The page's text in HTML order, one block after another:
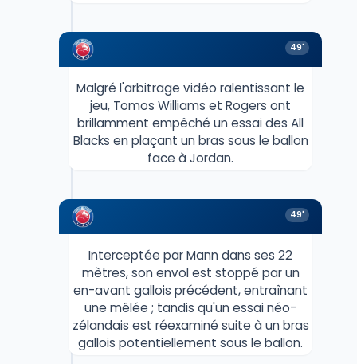
49'
Malgré l'arbitrage vidéo ralentissant le
jeu, Tomos Williams et Rogers ont
brillamment empêché un essai des All
Blacks en plaçant un bras sous le ballon
face à Jordan.
49'
Interceptée par Mann dans ses 22
mètres, son envol est stoppé par un
en-avant gallois précédent, entraînant
une mêlée ; tandis qu'un essai néo-
zélandais est réexaminé suite à un bras
gallois potentiellement sous le ballon.